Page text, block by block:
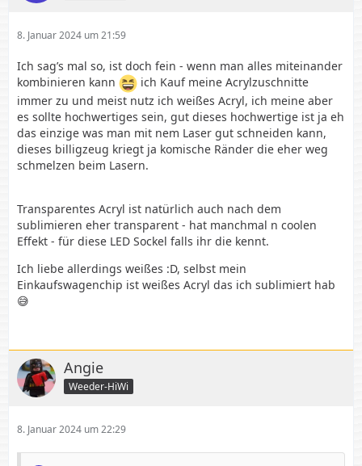
8. Januar 2024 um 21:59
Ich sag’s mal so, ist doch fein - wenn man alles miteinander
kombinieren kann
ich Kauf meine Acrylzuschnitte
immer zu und meist nutz ich weißes Acryl, ich meine aber
es sollte hochwertiges sein, gut dieses hochwertige ist ja eh
das einzige was man mit nem Laser gut schneiden kann,
dieses billigzeug kriegt ja komische Ränder die eher weg
schmelzen beim Lasern.
Transparentes Acryl ist natürlich auch nach dem
sublimieren eher transparent - hat manchmal n coolen
Effekt - für diese LED Sockel falls ihr die kennt.
Ich liebe allerdings weißes :D, selbst mein
Einkaufswagenchip ist weißes Acryl das ich sublimiert hab
😅
Angie
Weeder-HiWi
8. Januar 2024 um 22:29